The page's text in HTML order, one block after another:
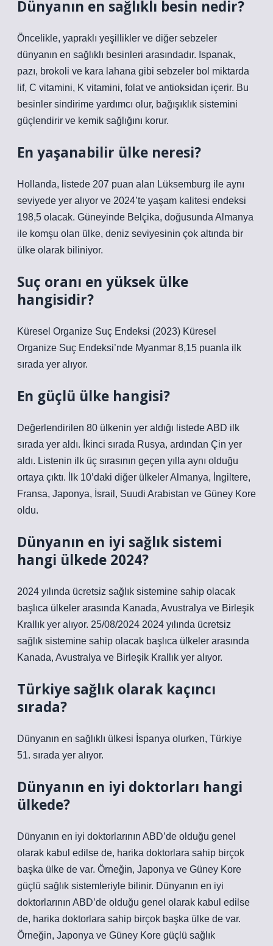
Dünyanın en sağlıklı besin nedir?
Öncelikle, yapraklı yeşillikler ve diğer sebzeler
dünyanın en sağlıklı besinleri arasındadır. Ispanak,
pazı, brokoli ve kara lahana gibi sebzeler bol miktarda
lif, C vitamini, K vitamini, folat ve antioksidan içerir. Bu
besinler sindirime yardımcı olur, bağışıklık sistemini
güçlendirir ve kemik sağlığını korur.
En yaşanabilir ülke neresi?
Hollanda, listede 207 puan alan Lüksemburg ile aynı
seviyede yer alıyor ve 2024’te yaşam kalitesi endeksi
198,5 olacak. Güneyinde Belçika, doğusunda Almanya
ile komşu olan ülke, deniz seviyesinin çok altında bir
ülke olarak biliniyor.
Suç oranı en yüksek ülke
hangisidir?
Küresel Organize Suç Endeksi (2023) Küresel
Organize Suç Endeksi’nde Myanmar 8,15 puanla ilk
sırada yer alıyor.
En güçlü ülke hangisi?
Değerlendirilen 80 ülkenin yer aldığı listede ABD ilk
sırada yer aldı. İkinci sırada Rusya, ardından Çin yer
aldı. Listenin ilk üç sırasının geçen yılla aynı olduğu
ortaya çıktı. İlk 10’daki diğer ülkeler Almanya, İngiltere,
Fransa, Japonya, İsrail, Suudi Arabistan ve Güney Kore
oldu.
Dünyanın en iyi sağlık sistemi
hangi ülkede 2024?
2024 yılında ücretsiz sağlık sistemine sahip olacak
başlıca ülkeler arasında Kanada, Avustralya ve Birleşik
Krallık yer alıyor. 25/08/2024 2024 yılında ücretsiz
sağlık sistemine sahip olacak başlıca ülkeler arasında
Kanada, Avustralya ve Birleşik Krallık yer alıyor.
Türkiye sağlık olarak kaçıncı
sırada?
Dünyanın en sağlıklı ülkesi İspanya olurken, Türkiye
51. sırada yer alıyor.
Dünyanın en iyi doktorları hangi
ülkede?
Dünyanın en iyi doktorlarının ABD’de olduğu genel
olarak kabul edilse de, harika doktorlara sahip birçok
başka ülke de var. Örneğin, Japonya ve Güney Kore
güçlü sağlık sistemleriyle bilinir. Dünyanın en iyi
doktorlarının ABD’de olduğu genel olarak kabul edilse
de, harika doktorlara sahip birçok başka ülke de var.
Örneğin, Japonya ve Güney Kore güçlü sağlık